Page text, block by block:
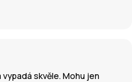
skvěle. Mohu jen